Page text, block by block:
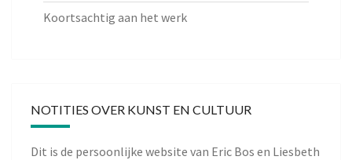
Koortsachtig aan het werk
NOTITIES OVER KUNST EN CULTUUR
Dit is de persoonlijke website van Eric Bos en Liesbeth